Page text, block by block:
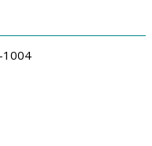
1004